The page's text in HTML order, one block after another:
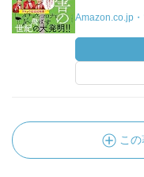
Amazon.co.jp
こ